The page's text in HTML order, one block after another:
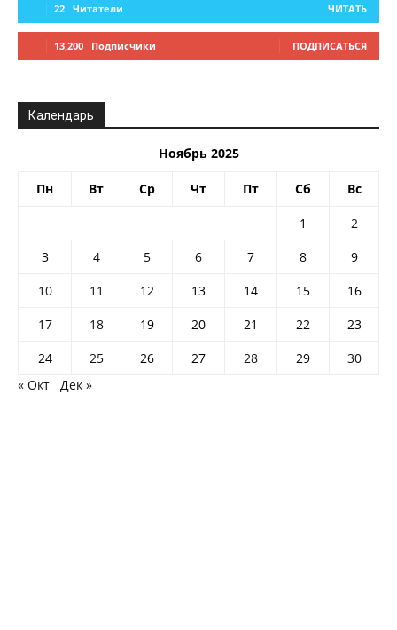
22 Читатели ЧИТАТЬ
13,200 Подписчики ПОДПИСАТЬСЯ
Календарь
Ноябрь 2025
Пн Вт Ср Чт Пт Сб Вс
1
2
3
4 5 6 7 8
9
10
11 12 13 14 15
16
17
18 19 20 21 22
23
24
25 26 27 28 29
30
« Окт
Дек »